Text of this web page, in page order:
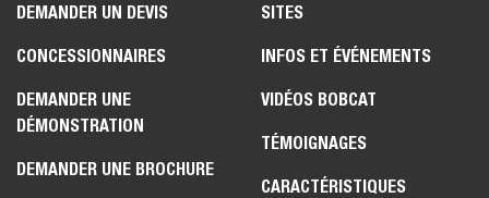
DEMANDER UN DEVIS
CONCESSIONNAIRES
DEMANDER UNE
DÉMONSTRATION
DEMANDER UNE BROCHURE
SITES
INFOS ET ÉVÉNEMENTS
VIDÉOS BOBCAT
TÉMOIGNAGES
CARACTÉRISTIQUES